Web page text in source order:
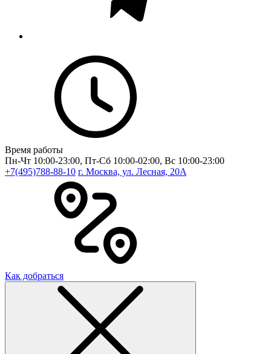
Время работы
Пн-Чт 10:00-23:00, Пт-Сб 10:00-02:00, Вс 10:00-23:00
+7(495)788-88-10 г. Москва, ул. Лесная, 20A
Как добраться